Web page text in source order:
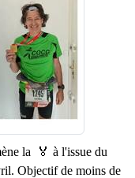
la 🏅 à l'issue du
Objectif de moins de